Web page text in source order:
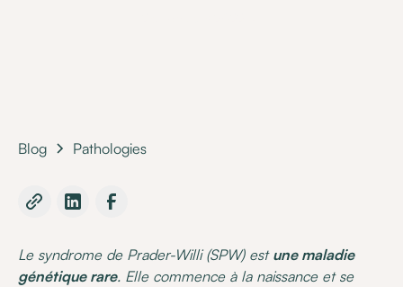
Blog Pathologies
Le syndrome de Prader-Willi (SPW) est une maladie
génétique rare. Elle commence à la naissance et se